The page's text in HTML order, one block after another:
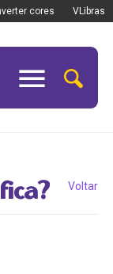
cores VLibras
Voltar